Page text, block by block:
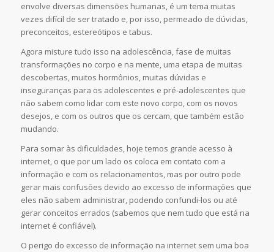
envolve diversas dimensões humanas, é um tema muitas
vezes difícil de ser tratado e, por isso, permeado de dúvidas,
preconceitos, estereótipos e tabus.
Agora misture tudo isso na adolescência, fase de muitas
transformações no corpo e na mente, uma etapa de muitas
descobertas, muitos hormônios, muitas dúvidas e
inseguranças para os adolescentes e pré-adolescentes que
não sabem como lidar com este novo corpo, com os novos
desejos, e com os outros que os cercam, que também estão
mudando.
Para somar às dificuldades, hoje temos grande acesso à
internet, o que por um lado os coloca em contato com a
informação e com os relacionamentos, mas por outro pode
gerar mais confusões devido ao excesso de informações que
eles não sabem administrar, podendo confundi-los ou até
gerar conceitos errados (sabemos que nem tudo que está na
internet é confiável).
O perigo do excesso de informação na internet sem uma boa